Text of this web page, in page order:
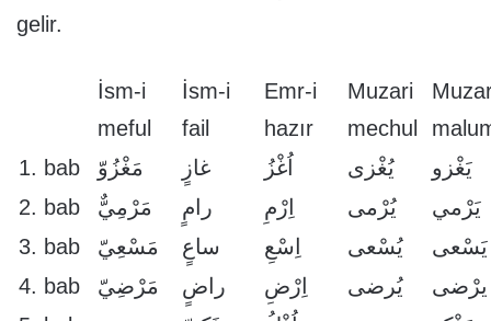
gelir.
İsm-i
meful
İsm-i
fail
Emr-i
hazır
Muzari
mechul
1. bab
مَغْزُوّ غازٍ اُغْزُ يُغْزى
يَغْزو
2. bab
مَرْمِيٌّ رامٍ اِرْمِ يُرْمى
يَرْمي
3. bab
مَسْعِيّ ساعٍ اِسْعِ يُسْعى
يَسْعى
4. bab
مَرْضِيّ راضٍ اِرْضِ يُرضى
يرْضى